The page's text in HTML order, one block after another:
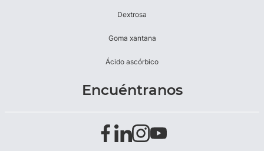
Dextrosa
Goma xantana
Ácido ascórbico
Encuéntranos